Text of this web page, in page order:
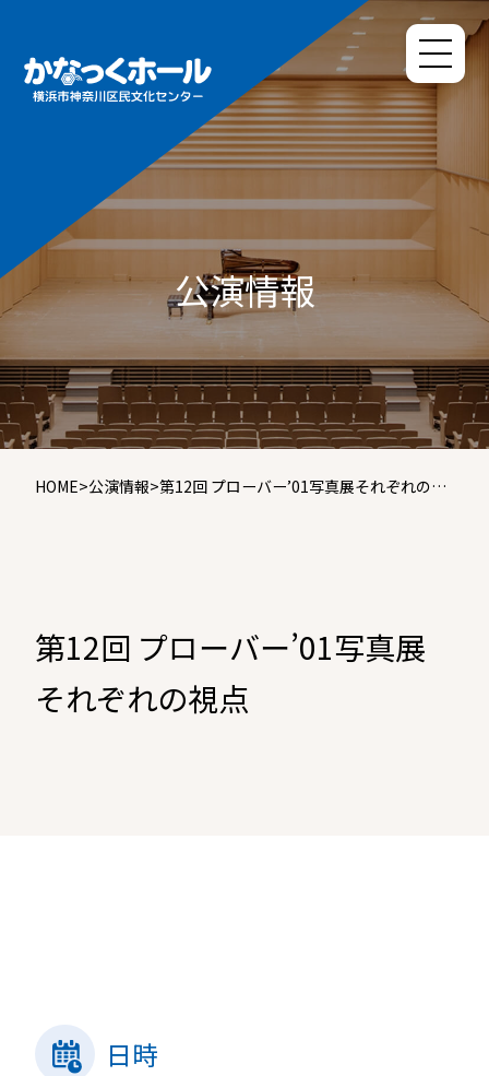
公演情報
HOME>公演情報>第12回 プローバー’01写真展それぞれの視
第12回 プローバー’01写真展
それぞれの視点
日時